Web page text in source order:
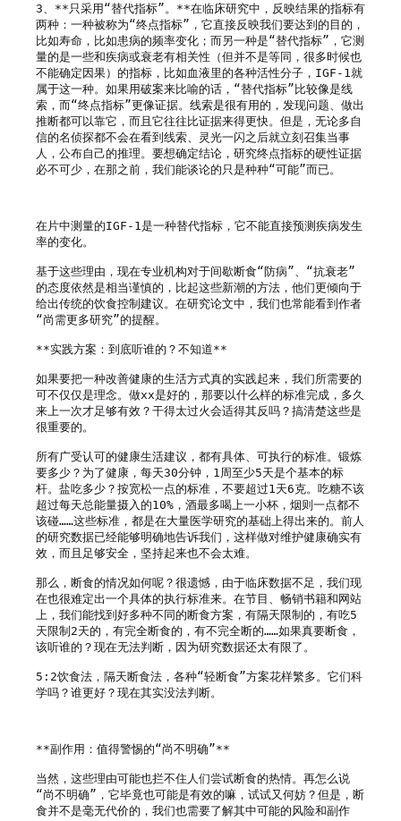
3、**只采用“替代指标”。**在临床研究中，反映结果的指标有
两种：一种被称为“终点指标”，它直接反映我们要达到的目的，
比如寿命，比如患病的频率变化；而另一种是“替代指标”，它测
量的是一些和疾病或衰老有相关性（但并不是等同，很多时候也
不能确定因果）的指标，比如血液里的各种活性分子，IGF-1就
属于这一种。如果用破案来比喻的话，“替代指标”比较像是线
索，而“终点指标”更像证据。线索是很有用的，发现问题、做出
推断都可以靠它，而且它往往比证据来得更快。但是，无论多自
信的名侦探都不会在看到线索、灵光一闪之后就立刻召集当事
人，公布自己的推理。要想确定结论，研究终点指标的硬性证据
必不可少，在那之前，我们能谈论的只是种种“可能”而已。
在片中测量的IGF-1是一种替代指标，它不能直接预测疾病发生
率的变化。
基于这些理由，现在专业机构对于间歇断食“防病”、“抗衰老”
的态度依然是相当谨慎的，比起这些新潮的方法，他们更倾向于
给出传统的饮食控制建议。在研究论文中，我们也常能看到作者
“尚需更多研究”的提醒。
**实践方案：到底听谁的？不知道**
如果要把一种改善健康的生活方式真的实践起来，我们所需要的
可不仅仅是理念。做xx是好的，那要以什么样的标准完成，多久
来上一次才足够有效？干得太过火会适得其反吗？搞清楚这些是
很重要的。
所有广受认可的健康生活建议，都有具体、可执行的标准。锻炼
要多少？为了健康，每天30分钟，1周至少5天是个基本的标
杆。盐吃多少？按宽松一点的标准，不要超过1天6克。吃糖不该
超过每天总能量摄入的10%，酒最多喝上一小杯，烟则一点都不
该碰……这些标准，都是在大量医学研究的基础上得出来的。前人
的研究数据已经能够明确地告诉我们，这样做对维护健康确实有
效，而且足够安全，坚持起来也不会太难。
那么，断食的情况如何呢？很遗憾，由于临床数据不足，我们现
在也很难定出一个具体的执行标准来。在节目、畅销书籍和网站
上，我们能找到好多种不同的断食方案，有隔天限制的，有吃5
天限制2天的，有完全断食的，有不完全断的……如果真要断食，
该听谁的？现在无法判断，因为研究数据还太有限了。
5:2饮食法，隔天断食法，各种“轻断食”方案花样繁多。它们科
学吗？谁更好？现在其实没法判断。
**副作用：值得警惕的“尚不明确”**
当然，这些理由可能也拦不住人们尝试断食的热情。再怎么说
“尚不明确”，它毕竟也可能是有效的嘛，试试又何妨？但是，断
食并不是毫无代价的，我们也需要了解其中可能的风险和副作